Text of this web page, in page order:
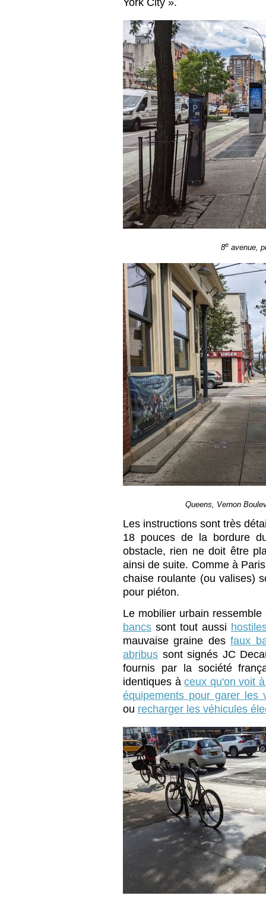
8e avenue,
Queens, Vernon
Les instructions sont très
18 pouces de la bordure
obstacle, rien ne doit être
ainsi de suite. Comme à
chaise roulante (ou valises)
pour piéton.
Le mobilier urbain
bancs sont tout aussi
mauvaise graine desfaux
abribus sont signés JC
fournis par la société
identiques àceux qu'on voit
équipements pour garer les
ou recharger les véhicules